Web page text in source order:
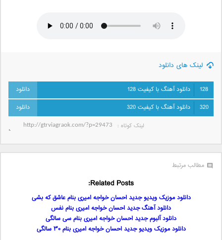
لینک های دانلود
128
دانلود آهنگ با کیفیت 128
320
دانلود آهنگ با کیفیت 320
لینک کوتاه‌ :
مطالب مرتبط
Related Posts:
دانلود موزیک ویدیو جدید احسان خواجه امیری بنام عاشق که بشی
دانلود آهنگ جدید احسان خواجه امیری بنام نفس
دانلود آلبوم جدید احسان خواجه امیری بنام سی سالگی
دانلود موزیک ویدیو جدید احسان خواجه امیری بنام ۳۰ سالگی